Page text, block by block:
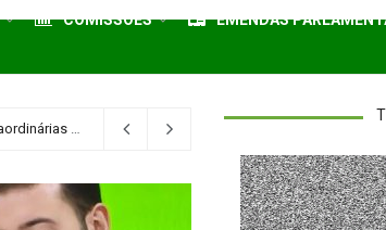
COMISSÕES EMENDAS